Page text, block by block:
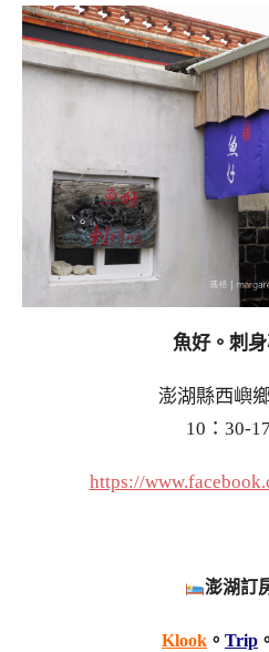
魚好。刺
澎湖縣西嶼
10：30-
https://
澎湖訂
Klook 。 Trip 。